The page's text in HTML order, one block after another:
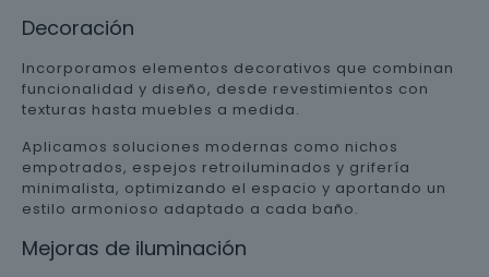
Decoración
Incorporamos elementos decorativos que combinan
funcionalidad y diseño, desde revestimientos con
texturas hasta muebles a medida.
Aplicamos soluciones modernas como nichos
empotrados, espejos retroiluminados y grifería
minimalista, optimizando el espacio y aportando un
estilo armonioso adaptado a cada baño.
Mejoras de iluminación